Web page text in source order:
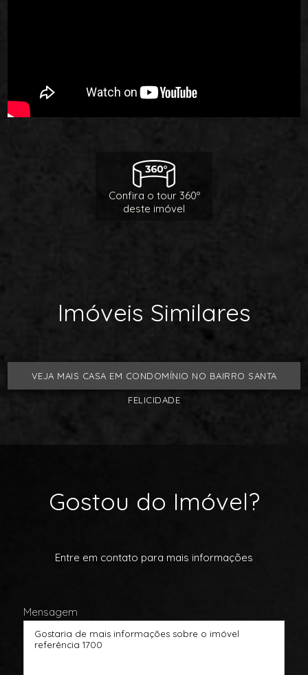
Confira o tour 360º
deste imóvel
Imóveis Similares
VEJA MAIS CASA EM CONDOMÍNIO NO BAIRRO SANTA
FELICIDADE
Gostou do Imóvel?
Entre em contato para mais informações
Mensagem